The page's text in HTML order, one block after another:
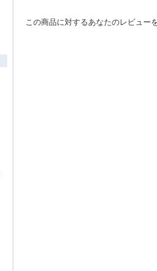
この商品に対するあなたのレビュー